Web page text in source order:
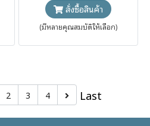
สั่งซื้อสินค้า
(มีหลายคุณสมบัติให้เลือก)
2 3 4 Last